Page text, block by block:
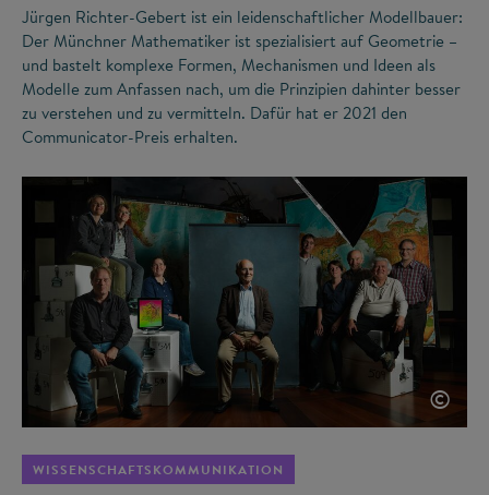
Jürgen Richter-Gebert ist ein leidenschaftlicher Modellbauer:
Der Münchner Mathematiker ist spezialisiert auf Geometrie –
und bastelt komplexe Formen, Mechanismen und Ideen als
Modelle zum Anfassen nach, um die Prinzipien dahinter besser
zu verstehen und zu vermitteln. Dafür hat er 2021 den
Communicator-Preis erhalten.
©
WISSENSCHAFTSKOMMUNIKATION